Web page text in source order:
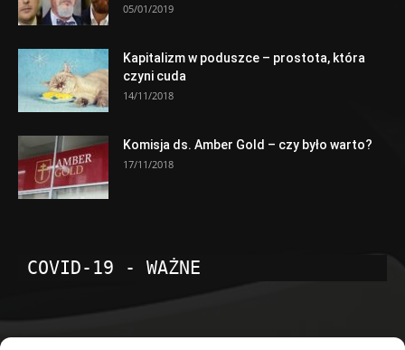
05/01/2019
Kapitalizm w poduszce – prostota, która
czyni cuda
14/11/2018
Komisja ds. Amber Gold – czy było warto?
17/11/2018
COVID-19 - WAŻNE